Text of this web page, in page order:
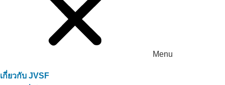
Menu
เกี่ยวกับ JVSF